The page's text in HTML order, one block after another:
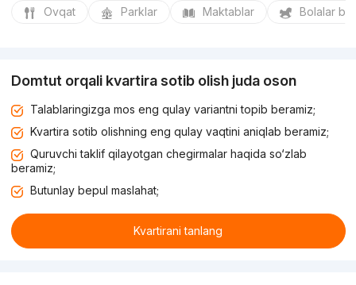
Ovqat Parklar Maktablar Bolalar
Domtut orqali kvartira sotib olish juda oson
Talablaringizga mos eng qulay variantni topib beramiz;
Kvartira sotib olishning eng qulay vaqtini aniqlab beramiz;
Quruvchi taklif qilayotgan chegirmalar haqida so‘zlab
beramiz;
Butunlay bepul maslahat;
Kvartirani tanlang